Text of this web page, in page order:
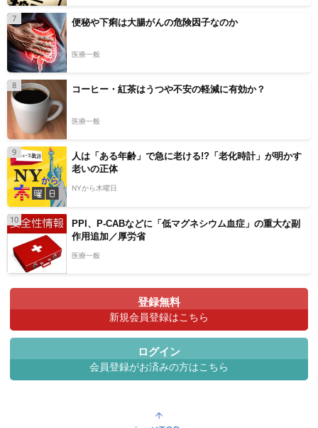
7 便秘や下痢は大腸がんの危険因子なのか
医療一般
8 コーヒー・紅茶はうつや不安の軽減に有効か？
医療一般
9
人は「ある年齢」で急に老ける!?「老化時計」が明かす
老いの正体
NYから木曜日
10
PPI、P-CABなどに「低マグネシウム血症」の重大な副
作用追加／厚労省
医療一般
登録無料
新規会員登録はこちら
ログイン
会員登録がお済みの方はこちら